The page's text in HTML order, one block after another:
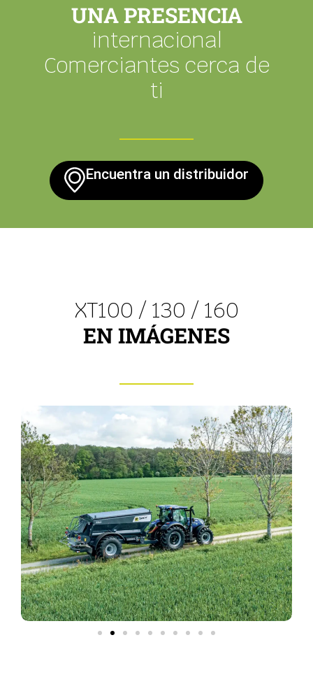
UNA PRESENCIA
internacional
Comerciantes cerca de
ti
Encuentra un distribuidor
XT100 / 130 / 160
EN IMÁGENES